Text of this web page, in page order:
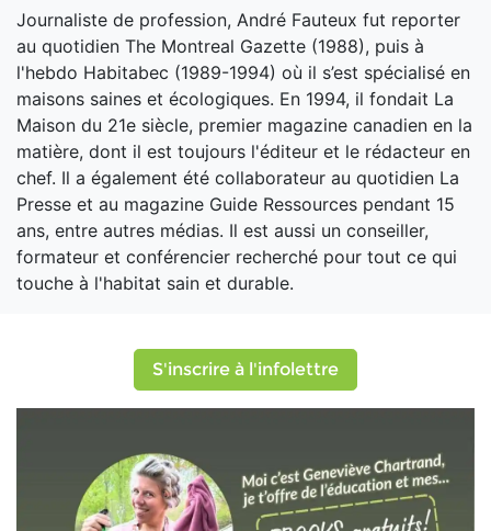
Journaliste de profession, André Fauteux fut reporter
au quotidien The Montreal Gazette (1988), puis à
l'hebdo Habitabec (1989-1994) où il s’est spécialisé en
maisons saines et écologiques. En 1994, il fondait La
Maison du 21e siècle, premier magazine canadien en la
matière, dont il est toujours l'éditeur et le rédacteur en
chef. Il a également été collaborateur au quotidien La
Presse et au magazine Guide Ressources pendant 15
ans, entre autres médias. Il est aussi un conseiller,
formateur et conférencier recherché pour tout ce qui
touche à l'habitat sain et durable.
S'inscrire à l'infolettre